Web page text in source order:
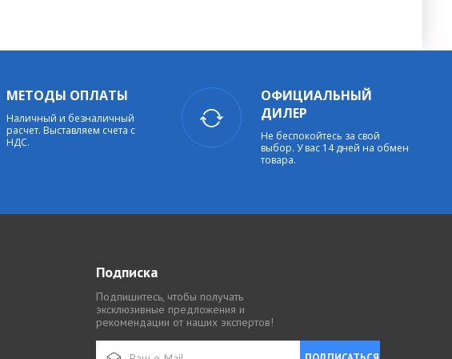
МЕТОДЫ ОПЛАТЫ
Наличный и безналичный
расчет. Выставляем счета с
НДС.
ОФИЦИАЛЬНЫЙ
ДИЛЕР
Не беспокойтесь за свой
выбор. У вас 14 дней на обмен
товара.
Подписка
Подпишитесь, чтобы получать
эксклюзивные предложения и
рекомендации от наших экспертов!